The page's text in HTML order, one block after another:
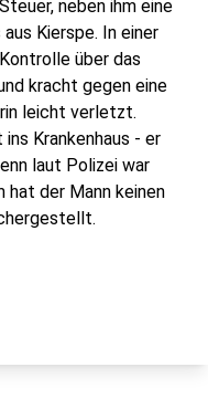
neben ihm eine
Kierspe. In einer
über das
kracht gegen eine
leicht verletzt.
Krankenhaus - er
laut Polizei war
hat der Mann keinen